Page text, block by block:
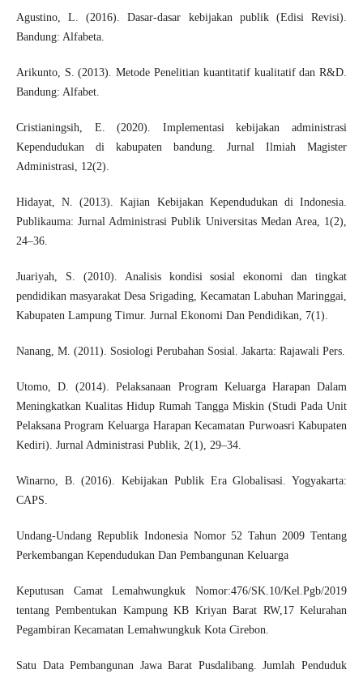
Agustino, L. (2016). Dasar-dasar kebijakan publik (Edisi Revisi).
Bandung: Alfabeta.
Arikunto, S. (2013). Metode Penelitian kuantitatif kualitatif dan R&D.
Bandung: Alfabet.
Cristianingsih, E. (2020). Implementasi kebijakan administrasi
Kependudukan di kabupaten bandung. Jurnal Ilmiah Magister
Administrasi, 12(2).
Hidayat, N. (2013). Kajian Kebijakan Kependudukan di Indonesia.
Publikauma: Jurnal Administrasi Publik Universitas Medan Area, 1(2),
24–36.
Juariyah, S. (2010). Analisis kondisi sosial ekonomi dan tingkat
pendidikan masyarakat Desa Srigading, Kecamatan Labuhan Maringgai,
Kabupaten Lampung Timur. Jurnal Ekonomi Dan Pendidikan, 7(1).
Nanang, M. (2011). Sosiologi Perubahan Sosial. Jakarta: Rajawali Pers.
Utomo, D. (2014). Pelaksanaan Program Keluarga Harapan Dalam
Meningkatkan Kualitas Hidup Rumah Tangga Miskin (Studi Pada Unit
Pelaksana Program Keluarga Harapan Kecamatan Purwoasri Kabupaten
Kediri). Jurnal Administrasi Publik, 2(1), 29–34.
Winarno, B. (2016). Kebijakan Publik Era Globalisasi. Yogyakarta:
CAPS.
Undang-Undang Republik Indonesia Nomor 52 Tahun 2009 Tentang
Perkembangan Kependudukan Dan Pembangunan Keluarga
Keputusan Camat Lemahwungkuk Nomor:476/SK.10/Kel.Pgb/2019
tentang Pembentukan Kampung KB Kriyan Barat RW,17 Kelurahan
Pegambiran Kecamatan Lemahwungkuk Kota Cirebon.
Satu Data Pembangunan Jawa Barat Pusdalibang. Jumlah Penduduk